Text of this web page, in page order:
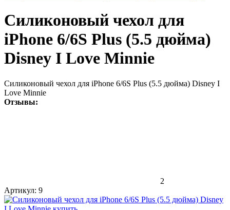
Силиконовый чехол для
iPhone 6/6S Plus (5.5 дюйма)
Disney I Love Minnie
Силиконовый чехол для iPhone 6/6S Plus (5.5 дюйма) Disney I
Love Minnie
Отзывы:
2
Артикул: 9